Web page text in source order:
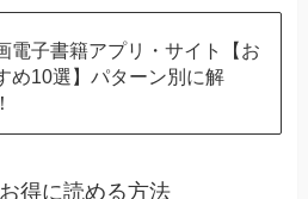
電子書籍アプリ・サイト【お
め10選】パターン別に解
得に読める方法